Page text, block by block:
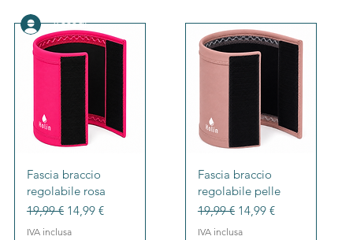
Accedi
Vista rapida
Fascia braccio
regolabile rosa
Prezzo regolare
19,99 € Prezzo scontato
14,99 €
IVA inclusa
Vista rapida
Fascia braccio
regolabile pelle
Prezzo regolare
19,99 € Prezzo scontato
14,99 €
IVA inclusa